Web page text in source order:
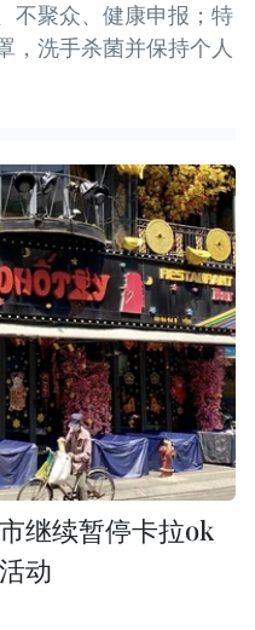
不聚众、健康申报；特
，洗手杀菌并保持个人
继续暂停卡拉ok
动